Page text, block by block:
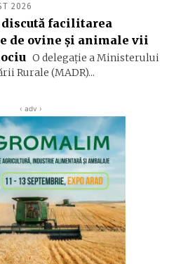
2026
facilitarea
de ovine și animale vii
O delegație a Ministerului
Rurale (MADR)...
‹ adv ›